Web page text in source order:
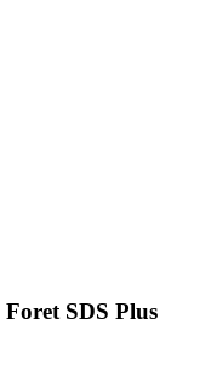
SDS Plus